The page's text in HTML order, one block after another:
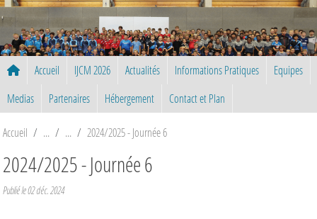
Accueil IJCM 2026 Actualités Informations Pratiques
Equipes
Medias
Partenaires Hébergement Contact et Plan
Accueil 2024/2025 - Journée 6
2024/2025 - Journée 6
Publié le02 déc. 2024
Panneau de gestion des cookies